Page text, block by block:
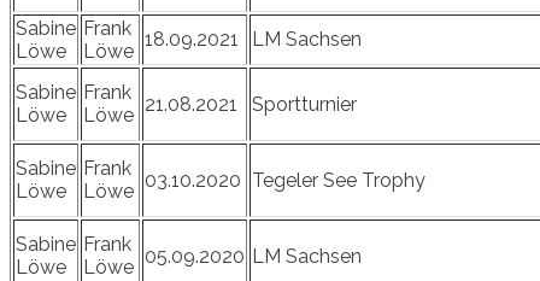
Sabine
Löwe
Frank
Löwe
18.09.2021 LM Sachsen
Sabine
Löwe
Frank
Löwe 21.08.2021 Sportturnier
Sabine
Löwe
Frank
Löwe 03.10.2020 Tegeler See Trophy
Sabine
Löwe
Frank
Löwe 05.09.2020 LM Sachsen